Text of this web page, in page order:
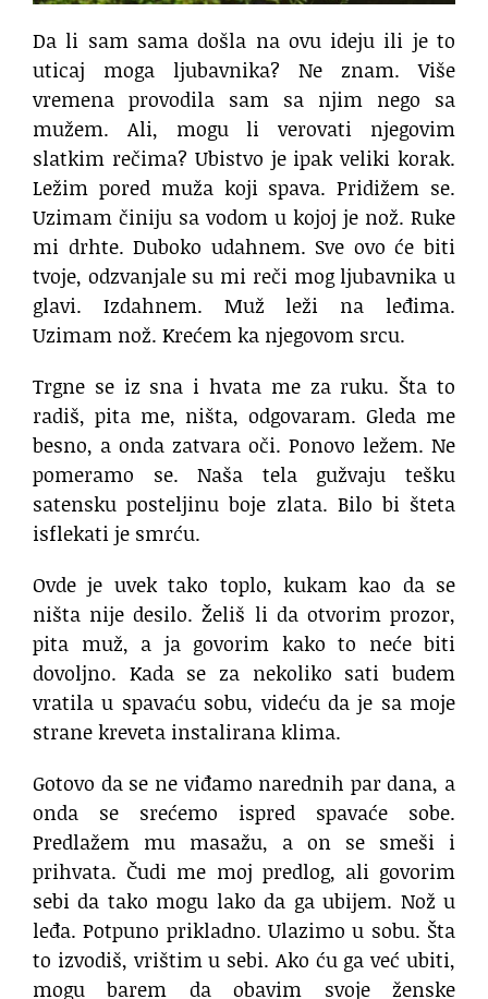
Da li sam sama došla na ovu ideju ili je to
uticaj moga ljubavnika? Ne znam. Više
vremena provodila sam sa njim nego sa
mužem. Ali, mogu li verovati njegovim
slatkim rečima? Ubistvo je ipak veliki korak.
Ležim pored muža koji spava. Pridižem se.
Uzimam činiju sa vodom u kojoj je nož. Ruke
mi drhte. Duboko udahnem. Sve ovo će biti
tvoje, odzvanjale su mi reči mog ljubavnika u
glavi. Izdahnem. Muž leži na leđima.
Uzimam nož. Krećem ka njegovom srcu.
Trgne se iz sna i hvata me za ruku. Šta to
radiš, pita me, ništa, odgovaram. Gleda me
besno, a onda zatvara oči. Ponovo ležem. Ne
pomeramo se. Naša tela gužvaju tešku
satensku posteljinu boje zlata. Bilo bi šteta
isflekati je smrću.
Ovde je uvek tako toplo, kukam kao da se
ništa nije desilo. Želiš li da otvorim prozor,
pita muž, a ja govorim kako to neće biti
dovoljno. Kada se za nekoliko sati budem
vratila u spavaću sobu, videću da je sa moje
strane kreveta instalirana klima.
Gotovo da se ne viđamo narednih par dana, a
onda se srećemo ispred spavaće sobe.
Predlažem mu masažu, a on se smeši i
prihvata. Čudi me moj predlog, ali govorim
sebi da tako mogu lako da ga ubijem. Nož u
leđa. Potpuno prikladno. Ulazimo u sobu. Šta
to izvodiš, vrištim u sebi. Ako ću ga već ubiti,
mogu barem da obavim svoje ženske